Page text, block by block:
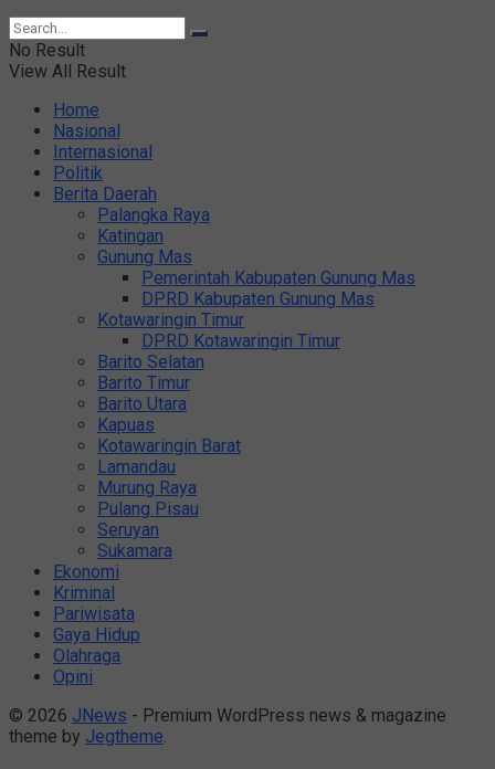
No Result
View All Result
Home
Nasional
Internasional
Politik
Berita Daerah
Palangka Raya
Katingan
Gunung Mas
Pemerintah Kabupaten Gunung Mas
DPRD Kabupaten Gunung Mas
Kotawaringin Timur
DPRD Kotawaringin Timur
Barito Selatan
Barito Timur
Barito Utara
Kapuas
Kotawaringin Barat
Lamandau
Murung Raya
Pulang Pisau
Seruyan
Sukamara
Ekonomi
Kriminal
Pariwisata
Gaya Hidup
Olahraga
Opini
© 2026 JNews - Premium WordPress news & magazine
theme by Jegtheme